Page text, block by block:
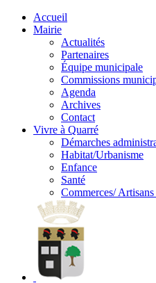
Accueil
Mairie
Actualités
Partenaires
Équipe municipale
Commissions
Agenda
Archives
Contact
Vivre à Quarré
Démarches
Habitat/Urbanisme
Enfance
Santé
Commerces/